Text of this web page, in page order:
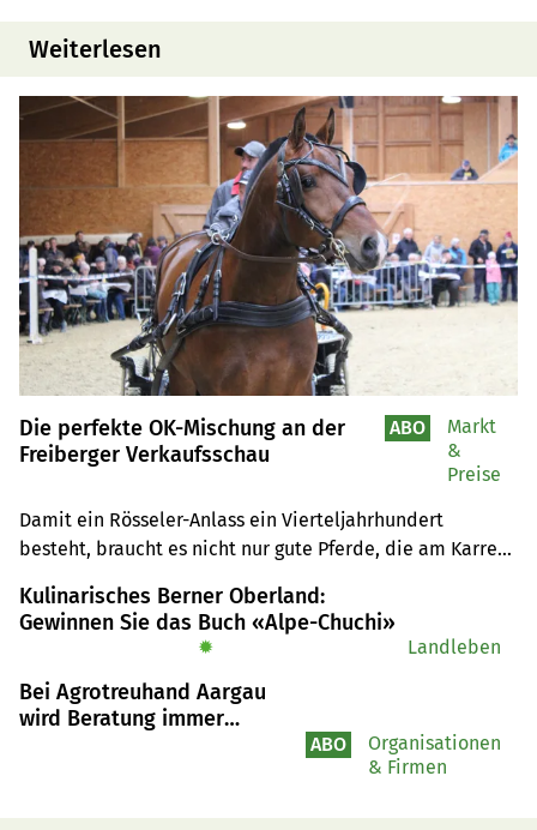
Weiterlesen
Die perfekte OK-Mischung an der
Freiberger Verkaufsschau
Damit ein Rösseler-Anlass ein Vierteljahrhundert
besteht, braucht es nicht nur gute Pferde, die am Karren
weiss, was es will.
ABO
Markt
&
Preise
Kulinarisches Berner Oberland:
Gewinnen Sie das Buch «Alpe-Chuchi»
✹ Landleben
Bei Agrotreuhand Aargau
wird Beratung immer
ABO
Organisationen
& Firmen